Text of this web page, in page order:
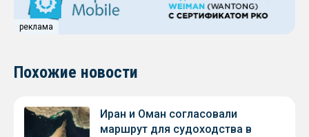
реклама
Похожие новости
Иран и Оман согласовали
маршрут для судоходства в